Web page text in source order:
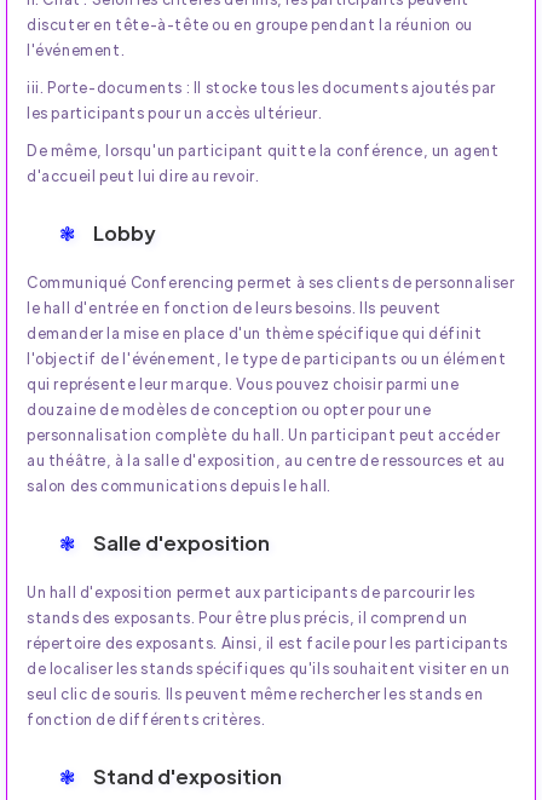
discuter en tête-à-tête ou en groupe pendant la réunion ou
l'événement.
iii. Porte-documents : Il stocke tous les documents ajoutés par
les participants pour un accès ultérieur.
De même, lorsqu'un participant quitte la conférence, un agent
d'accueil peut lui dire au revoir.
Lobby
Communiqué Conferencing permet à ses clients de personnaliser
le hall d'entrée en fonction de leurs besoins. Ils peuvent
demander la mise en place d'un thème spécifique qui définit
l'objectif de l'événement, le type de participants ou un élément
qui représente leur marque. Vous pouvez choisir parmi une
douzaine de modèles de conception ou opter pour une
personnalisation complète du hall. Un participant peut accéder
au théâtre, à la salle d'exposition, au centre de ressources et au
salon des communications depuis le hall.
Salle d'exposition
Un hall d'exposition permet aux participants de parcourir les
stands des exposants. Pour être plus précis, il comprend un
répertoire des exposants. Ainsi, il est facile pour les participants
de localiser les stands spécifiques qu'ils souhaitent visiter en un
seul clic de souris. Ils peuvent même rechercher les stands en
fonction de différents critères.
Stand d'exposition